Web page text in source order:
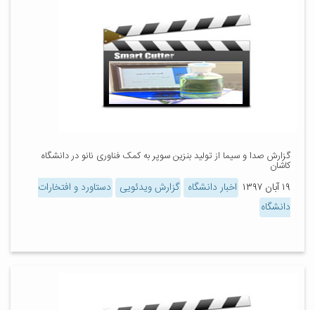
گزارش صدا و سیما از تولید بنزین سوپر به کمک فناوری نانو در دانشگاه
کاشان
۱۹ آبان ۱۳۹۷ اخبار دانشگاه گزارش ویدئویی دستاورد و افتخارات
دانشگاه